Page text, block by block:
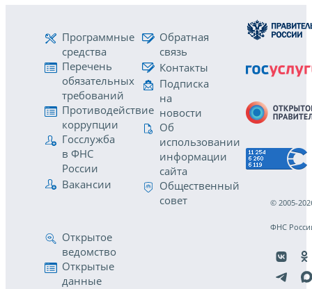
Программные
средства
Перечень
обязательных
требований
Противодействие
коррупции
Госслужба
в ФНС
России
Вакансии
Обратная
связь
Контакты
Подписка
на
новости
Об
использовании
информации
сайта
Общественный
совет
Открытое
ведомство
Открытые
данные
© 2005-
ФНС